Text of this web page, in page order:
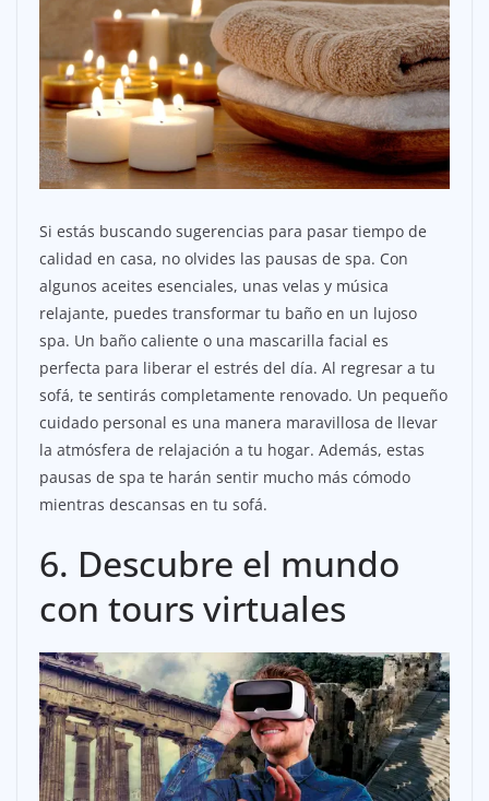
Si estás buscando sugerencias para pasar tiempo de
calidad en casa, no olvides las pausas de spa. Con
algunos aceites esenciales, unas velas y música
relajante, puedes transformar tu baño en un lujoso
spa. Un baño caliente o una mascarilla facial es
perfecta para liberar el estrés del día. Al regresar a tu
sofá, te sentirás completamente renovado. Un pequeño
cuidado personal es una manera maravillosa de llevar
la atmósfera de relajación a tu hogar. Además, estas
pausas de spa te harán sentir mucho más cómodo
mientras descansas en tu sofá.
6. Descubre el mundo
con tours virtuales